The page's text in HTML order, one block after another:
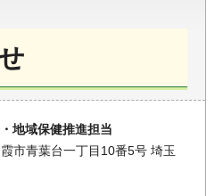
地域保健推進担当
市青葉台一丁目10番5号 埼玉